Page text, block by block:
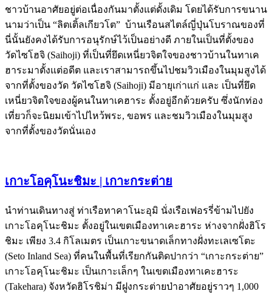
ชาวบ้านอาศัยอยู่ต่อเนื่องกันมาตั้งแต่ดั้งเดิม โดยได้รับการขนาน
นามว่าเป็น “ลิตเติ้ลเกียวโต” บ้านเรือนสไตล์ญี่ปุ่นโบราณของที่
นี่นั้นยังคงได้รับการอนุรักษ์ไว้เป็นอย่างดี ภายในเป็นที่ตั้งของ
วัดไซโฮจิ (Saihoji) ที่เป็นที่ยึดเหนี่ยวจิตใจของชาวบ้านในทาเค
ฮาระมาตั้งแต่อดีต และเราสามารถขึ้นไปชมวิวเมืองในมุมสูงได้
จากที่ตั้งของวัด วัดไซโฮจิ (Saihoji) มีอายุเก่าแก่ และ เป็นที่ยึด
เหนี่ยวจิตใจของผู้คนในทาเคฮาระ ตั้งอยู่อีกด้วยครับ ซึ่งนักท่อง
เที่ยวก็จะนิยมเข้าไปไหว้พระ, ขอพร และชมวิวเมืองในมุมสูง
จากที่ตั้งของวัดนั่นเอง
เกาะโอคุโนะชิมะ | เกาะกระต่าย
นำท่านเดินทางสู่ ท่าเรือทาคาโนะอุมิ นั่งเรือเฟอรรี่ข้ามไปยัง
เกาะโอคุโนะชิมะ ตั้งอยู่ในเขตเมืองทาเคะฮาระ ห่างจากฝั่งฮิโร
ชิมะ เพียง 3.4 กิโลเมตร เป็นเกาะขนาดเล็กทางฝั่งทะเลเซโตะ
(Seto Inland Sea) ที่คนในพื้นที่เรียกกันติดปากว่า “เกาะกระต่าย”
เกาะโอคุโนะชิมะ เป็นเกาะเล็กๆ ในเขตเมืองทาเคะฮาระ
(Takehara) จังหวัดฮิโรชิม่า มีฝูงกระต่ายป่าอาศัยอยู่ราวๆ 1,000